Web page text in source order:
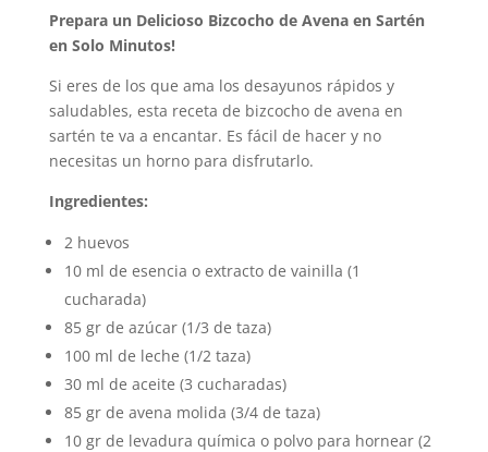
Prepara un Delicioso Bizcocho de Avena en Sartén
en Solo Minutos!
Si eres de los que ama los desayunos rápidos y
saludables, esta receta de bizcocho de avena en
sartén te va a encantar. Es fácil de hacer y no
necesitas un horno para disfrutarlo.
Ingredientes:
2 huevos
10 ml de esencia o extracto de vainilla (1
cucharada)
85 gr de azúcar (1/3 de taza)
100 ml de leche (1/2 taza)
30 ml de aceite (3 cucharadas)
85 gr de avena molida (3/4 de taza)
10 gr de levadura química o polvo para hornear (2